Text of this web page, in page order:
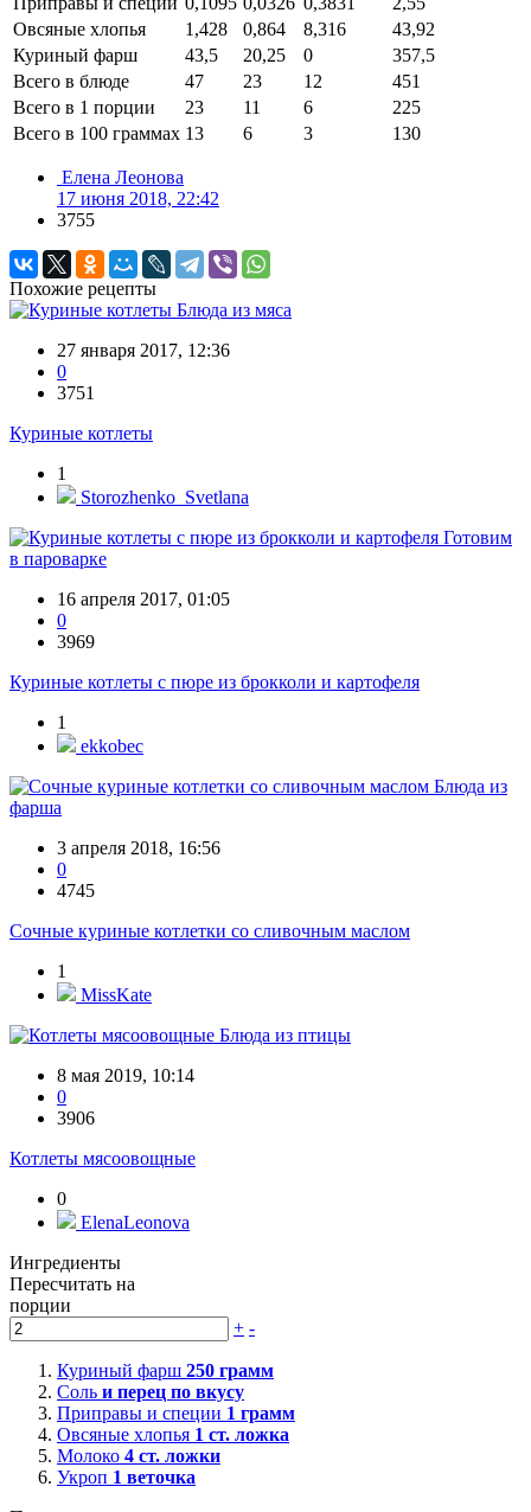
Овсяные хлопья
1,428 0,864 8,316
43,92
Куриный фарш
43,5 20,25 0
357,5
Всего в блюде
47 23 12
451
Всего в 1 порции
23 11 6
225
Всего в 100 граммах 13 6 3 130
Елена Леонова
17 июня 2018, 22:42
3755
Похожие рецепты
Блюда из мяса
27 января 2017, 12:36
0
3751
Куриные котлеты
1
Storozhenko_Svetlana
Готовим
в пароварке
16 апреля 2017, 01:05
0
3969
Куриные котлеты с пюре из брокколи и картофеля
1
ekkobec
Блюда из
фарша
3 апреля 2018, 16:56
0
4745
Сочные куриные котлетки со сливочным маслом
1
MissKate
Блюда из птицы
8 мая 2019, 10:14
0
3906
Котлеты мясоовощные
0
ElenaLeonova
Ингредиенты
Пересчитать на
порции
+ -
Куриный фарш 250 грамм
Соль и перец по вкусу
Приправы и специи 1 грамм
Овсяные хлопья 1 ст. ложка
Молоко 4 ст. ложки
Укроп 1 веточка